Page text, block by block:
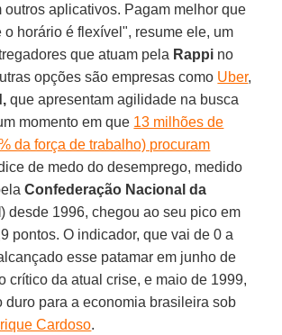
outros aplicativos. Pagam melhor que
o horário é flexível", resume ele, um
que atuam pela Rappi no
opções são empresas como Uber,
que apresentam agilidade na busca
momento em que 13 milhões de
da força de trabalho) procuram
de medo do desemprego, medido
Confederação Nacional da
) desde 1996, chegou ao seu pico em
pontos. O indicador, que vai de 0 a
esse patamar em junho de
crítico da atual crise, e maio de 1999,
duro para a economia brasileira sob
Cardoso.